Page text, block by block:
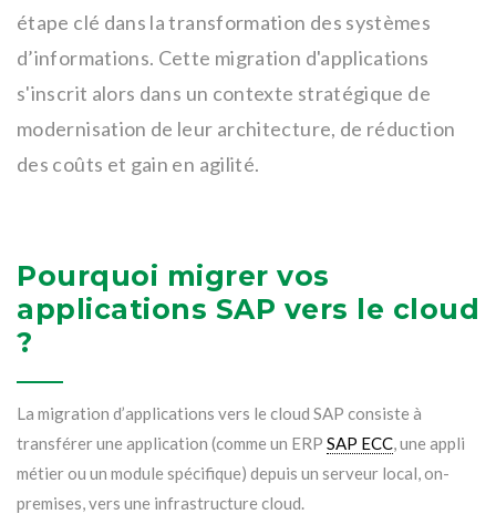
étape clé dans la transformation des systèmes
d’informations. Cette migration d'applications
s'inscrit alors dans un contexte stratégique de
modernisation de leur architecture, de réduction
des coûts et gain en agilité.
Pourquoi migrer vos
applications SAP vers le cloud
?
La migration d’applications vers le cloud SAP consiste à
transférer une application (comme un ERP SAP ECC, une appli
métier ou un module spécifique) depuis un serveur local, on-
premises, vers une infrastructure cloud.